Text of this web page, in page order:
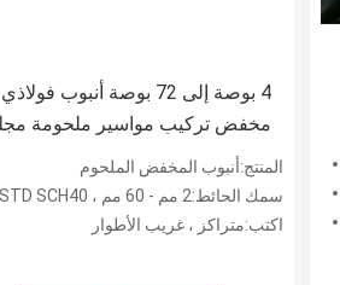
4 بوصة إلى 72 بوصة أنبوب فولاذي
مخفض تركيب مواسير ملحومة
غير ملحومة
المنتج:أنبوب المخفض الملحوم
سمك الحائط:2 مم - 60 مم ، SCH10 ، SCH20 ، SCH30 ، STD SCH40
اكتب:متراكز ، غريب الأطوار